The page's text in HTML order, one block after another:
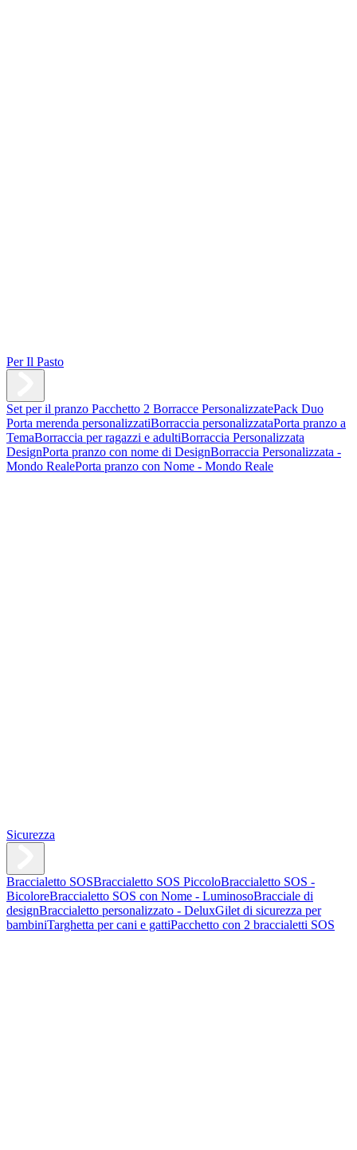
Per Il Pasto
Set per il pranzo Pacchetto 2 Borracce PersonalizzatePack Duo
Porta merenda personalizzatiBorraccia personalizzataPorta pranzo a
TemaBorraccia per ragazzi e adultiBorraccia Personalizzata
DesignPorta pranzo con nome di DesignBorraccia Personalizzata -
Mondo RealePorta pranzo con Nome - Mondo Reale
Sicurezza
Braccialetto SOSBraccialetto SOS PiccoloBraccialetto SOS -
BicoloreBraccialetto SOS con Nome - LuminosoBracciale di
designBraccialetto personalizzato - DeluxGilet di sicurezza per
bambiniTarghetta per cani e gattiPacchetto con 2 braccialetti SOS